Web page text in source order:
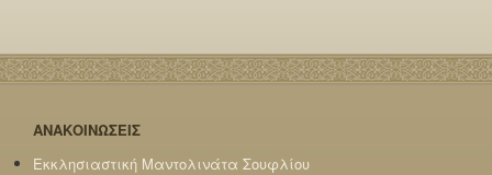
ΑΝΑΚΟΙΝΩΣΕΙΣ
Εκκλησιαστική Μαντολινάτα Σουφλίου